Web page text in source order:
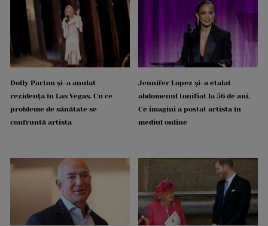
Dolly Parton și-a anulat
rezidența în Las Vegas. Cu ce
probleme de sănătate se
confruntă artista
Jennifer Lopez și-a etalat
abdomenul tonifiat la 56 de ani.
Ce imagini a postat artista în
mediul online